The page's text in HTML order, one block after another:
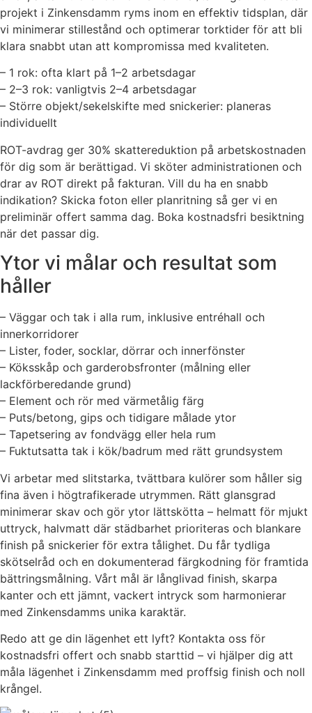
projekt i Zinkensdamm ryms inom en effektiv tidsplan, där
vi minimerar stillestånd och optimerar torktider för att bli
klara snabbt utan att kompromissa med kvaliteten.
– 1 rok: ofta klart på 1–2 arbetsdagar
– 2–3 rok: vanligtvis 2–4 arbetsdagar
– Större objekt/sekelskifte med snickerier: planeras
individuellt
ROT-avdrag ger 30% skattereduktion på arbetskostnaden
för dig som är berättigad. Vi sköter administrationen och
drar av ROT direkt på fakturan. Vill du ha en snabb
indikation? Skicka foton eller planritning så ger vi en
preliminär offert samma dag. Boka kostnadsfri besiktning
när det passar dig.
Ytor vi målar och resultat som
håller
– Väggar och tak i alla rum, inklusive entréhall och
innerkorridorer
– Lister, foder, socklar, dörrar och innerfönster
– Köksskåp och garderobsfronter (målning eller
lackförberedande grund)
– Element och rör med värmetålig färg
– Puts/betong, gips och tidigare målade ytor
– Tapetsering av fondvägg eller hela rum
– Fuktutsatta tak i kök/badrum med rätt grundsystem
Vi arbetar med slitstarka, tvättbara kulörer som håller sig
fina även i högtrafikerade utrymmen. Rätt glansgrad
minimerar skav och gör ytor lättskötta – helmatt för mjukt
uttryck, halvmatt där städbarhet prioriteras och blankare
finish på snickerier för extra tålighet. Du får tydliga
skötselråd och en dokumenterad färgkodning för framtida
bättringsmålning. Vårt mål är långlivad finish, skarpa
kanter och ett jämnt, vackert intryck som harmonierar
med Zinkensdamms unika karaktär.
Redo att ge din lägenhet ett lyft? Kontakta oss för
kostnadsfri offert och snabb starttid – vi hjälper dig att
måla lägenhet i Zinkensdamm med proffsig finish och noll
krångel.